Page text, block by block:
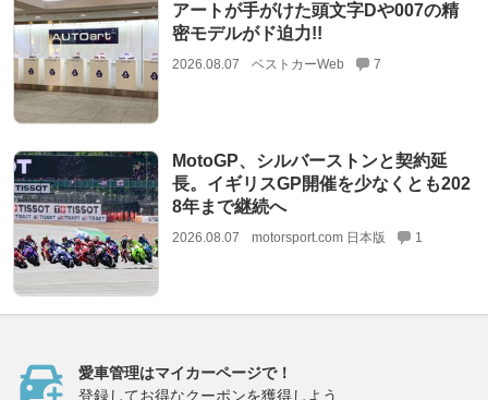
アートが手がけた頭文字Dや007の精
密モデルがド迫力!!
2026.08.07 ベストカーWeb 7
MotoGP、シルバーストンと契約延
長。イギリスGP開催を少なくとも202
8年まで継続へ
2026.08.07 motorsport.com 日本版 1
愛車管理はマイカーページで！
登録してお得なクーポンを獲得しよう